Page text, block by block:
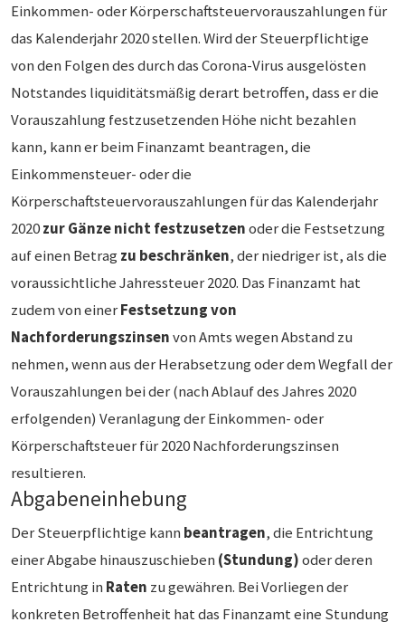
Einkommen- oder Körperschaftsteuervorauszahlungen für
das Kalenderjahr 2020 stellen. Wird der Steuerpflichtige
von den Folgen des durch das Corona-Virus ausgelösten
Notstandes liquiditätsmäßig derart betroffen, dass er die
Vorauszahlung festzusetzenden Höhe nicht bezahlen
kann, kann er beim Finanzamt beantragen, die
Einkommensteuer- oder die
Körperschaftsteuervorauszahlungen für das Kalenderjahr
2020zur Gänze nicht festzusetzenoder die Festsetzung
auf einen Betrag zu beschränken, der niedriger ist, als die
voraussichtliche Jahressteuer 2020. Das Finanzamt hat
zudem von einerFestsetzung von
Nachforderungszinsenvon Amts wegen Abstand zu
nehmen, wenn aus der Herabsetzung oder dem Wegfall der
Vorauszahlungen bei der (nach Ablauf des Jahres 2020
erfolgenden) Veranlagung der Einkommen- oder
Körperschaftsteuer für 2020 Nachforderungszinsen
resultieren.
Abgabeneinhebung
Der Steuerpflichtige kann beantragen, die Entrichtung
einer Abgabe hinauszuschieben (Stundung)oder deren
Entrichtung in Raten zu gewähren. Bei Vorliegen der
konkreten Betroffenheit hat das Finanzamt eine Stundung